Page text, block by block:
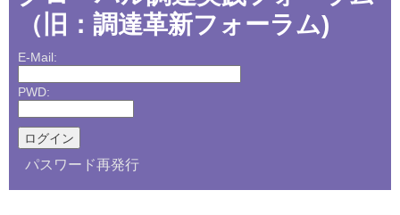
（旧：調達革新フォーラム)
E-Mail:
PWD:
パスワード再発行